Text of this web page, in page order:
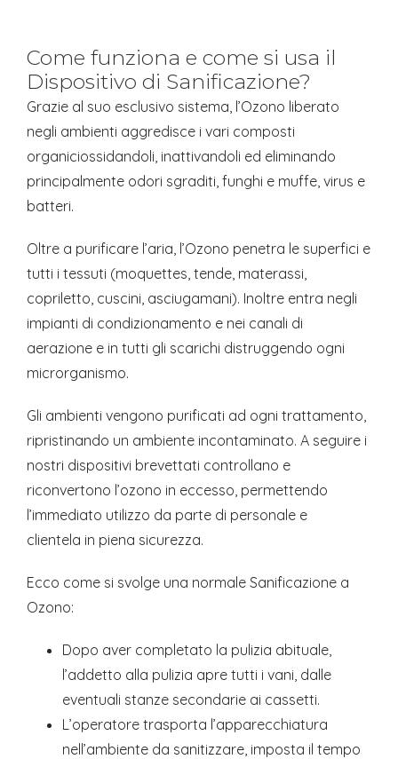
Come funziona e come si usa il
Dispositivo di Sanificazione?
Grazie al suo esclusivo sistema, l’Ozono liberato
negli ambienti aggredisce i vari composti
organiciossidandoli, inattivandoli ed eliminando
principalmente odori sgraditi, funghi e muffe, virus e
batteri.
Oltre a purificare l’aria, l’Ozono penetra le superfici e
tutti i tessuti (moquettes, tende, materassi,
copriletto, cuscini, asciugamani). Inoltre entra negli
impianti di condizionamento e nei canali di
aerazione e in tutti gli scarichi distruggendo ogni
microrganismo.
Gli ambienti vengono purificati ad ogni trattamento,
ripristinando un ambiente incontaminato. A seguire i
nostri dispositivi brevettati controllano e
riconvertono l’ozono in eccesso, permettendo
l’immediato utilizzo da parte di personale e
clientela in piena sicurezza.
Ecco come si svolge una normale Sanificazione a
Ozono:
Dopo aver completato la pulizia abituale,
l’addetto alla pulizia apre tutti i vani, dalle
eventuali stanze secondarie ai cassetti.
L’operatore trasporta l’apparecchiatura
nell’ambiente da sanitizzare, imposta il tempo